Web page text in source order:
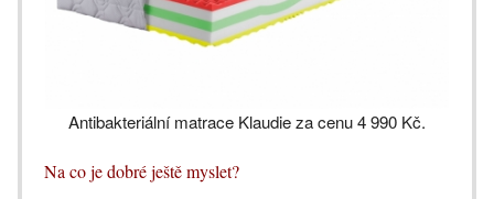
Antibakteriální matrace Klaudie za cenu 4 990 Kč.
Na co je dobré ještě myslet?